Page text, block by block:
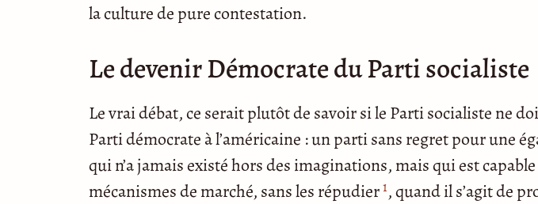
la culture de pure contestation.
Le devenir Démocrate du Parti socialiste
Le vrai débat, ce serait plutôt de savoir si le Parti socialiste ne
Parti démocrate à l’américaine : un parti sans regret pour une
qui n’a jamais existé hors des imaginations, mais qui est
mécanismes de marché, sans les répudier1, quand il s’agit de